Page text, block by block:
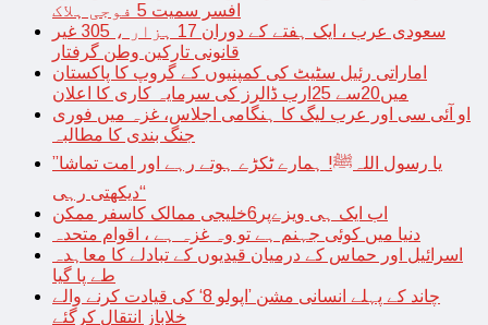
افسر سمیت 5 فوجی ہلاک
سعودی عرب ، ایک ہفتے کے دوران 17 ہزار ، 305 غیر
قانونی تارکین وطن گرفتار
اماراتی رئیل سٹیٹ کی کمپنیوں کے گروپ کا پاکستان
میں20سے 25ارب ڈالرز کی سرمایہ کاری کا اعلان
او آئی سی اور عرب لیگ کا ہنگامی اجلاس، غزہ میں فوری
جنگ بندی کا مطالبہ
’’یا رسول اللہﷺ! ہمارے ٹکڑے ہوتے رہے اور امت تماشا
دیکھتی رہی‘‘
اب ایک ہی ویزےپر6خلیجی ممالک کاسفر ممکن
دنیا میں کوئی جہنم ہے تو وہ غزہ ہے ، اقوام متحدہ
اسرائیل اور حماس کے درمیان قیدیوں کے تبادلے کا معاہدہ
طے پا گیا
چاند کے پہلے انسانی مشن ’اپولو 8‘ کی قیادت کرنے والے
خلاباز انتقال کرگئے